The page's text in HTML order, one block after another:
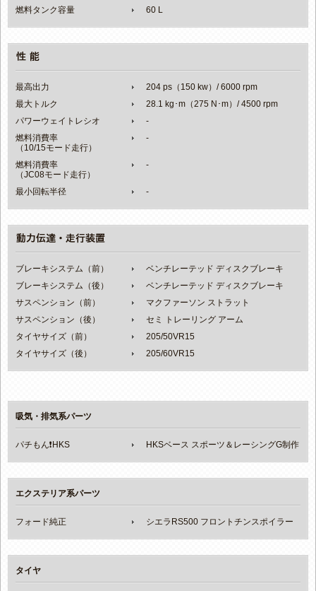
最高出力
204 ps（150 kw）/ 6000 rpm
最大トルク
28.1 kg･m（275 N･m）/ 4500 rpm
パワーウェイトレシオ
-
燃料消費率
（10/15モード走行）
-
燃料消費率
（JC08モード走行）
-
最小回転半径 -
燃料タンク容量
60 L
ブレーキシステム（前）
ベンチレーテッド ディスクブレーキ
ブレーキシステム（後）
ベンチレーテッド ディスクブレーキ
サスペンション（前）
マクファーソン ストラット
サスペンション（後）
セミ トレーリング アーム
タイヤサイズ（前）
205/50VR15
タイヤサイズ（後）
205/60VR15
吸気・排気系パーツ
パチもん❗️HKS HKSベース スポーツ＆レーシングG制作
エクステリア系パーツ
フォード純正 シエラRS500 フロントチンスポイラー
タイヤ